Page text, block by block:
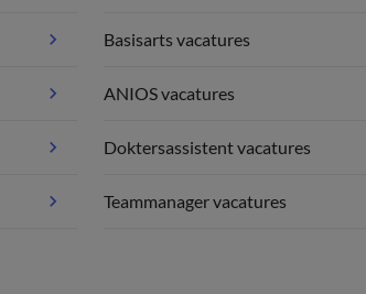
Basisarts vacatures
ANIOS vacatures
Doktersassistent vacatures
Teammanager vacatures